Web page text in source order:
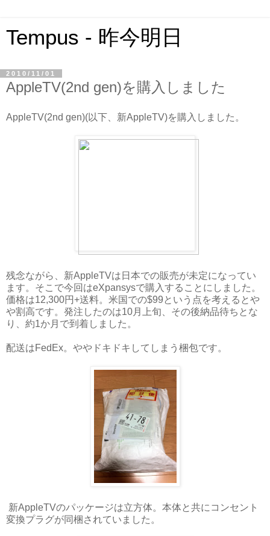
Tempus - 昨今明日
2010/11/01
AppleTV(2nd gen)を購入しました
AppleTV(2nd gen)(以下、新AppleTV)を購入しました。
残念ながら、新AppleTVは日本での販売が未定になってい
ます。そこで今回はeXpansysで購入することにしました。
価格は12,300円+送料。米国での$99という点を考えるとや
や割高です。発注したのは10月上旬、その後納品待ちとな
り、約1か月で到着しました。
配送はFedEx。ややドキドキしてしまう梱包です。
新AppleTVのパッケージは立方体。本体と共にコンセント
変換プラグが同梱されていました。